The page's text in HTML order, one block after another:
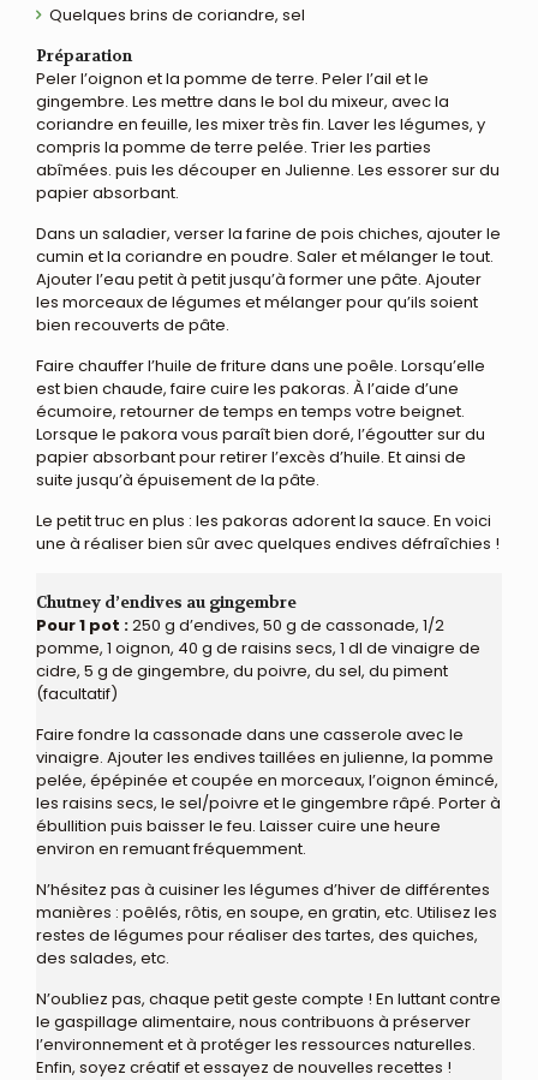
Quelques brins de coriandre, sel
Préparation
Peler l’oignon et la pomme de terre. Peler l’ail et le
gingembre. Les mettre dans le bol du mixeur, avec la
coriandre en feuille, les mixer très fin. Laver les légumes, y
compris la pomme de terre pelée. Trier les parties
abîmées. puis les découper en Julienne. Les essorer sur du
papier absorbant.
Dans un saladier, verser la farine de pois chiches, ajouter le
cumin et la coriandre en poudre. Saler et mélanger le tout.
Ajouter l’eau petit à petit jusqu’à former une pâte. Ajouter
les morceaux de légumes et mélanger pour qu’ils soient
bien recouverts de pâte.
Faire chauffer l’huile de friture dans une poêle. Lorsqu’elle
est bien chaude, faire cuire les pakoras. À l’aide d’une
écumoire, retourner de temps en temps votre beignet.
Lorsque le pakora vous paraît bien doré, l’égoutter sur du
papier absorbant pour retirer l’excès d’huile. Et ainsi de
suite jusqu’à épuisement de la pâte.
Le petit truc en plus : les pakoras adorent la sauce. En voici
une à réaliser bien sûr avec quelques endives défraîchies !
Chutney d’endives au gingembre
Pour 1 pot :250 g d’endives, 50 g de cassonade, 1/2
pomme, 1 oignon, 40 g de raisins secs, 1 dl de vinaigre de
cidre, 5 g de gingembre, du poivre, du sel, du piment
(facultatif)
Faire fondre la cassonade dans une casserole avec le
vinaigre. Ajouter les endives taillées en julienne, la pomme
pelée, épépinée et coupée en morceaux, l’oignon émincé,
les raisins secs, le sel/poivre et le gingembre râpé. Porter à
ébullition puis baisser le feu. Laisser cuire une heure
environ en remuant fréquemment.
N’hésitez pas à cuisiner les légumes d’hiver de différentes
manières : poêlés, rôtis, en soupe, en gratin, etc. Utilisez les
restes de légumes pour réaliser des tartes, des quiches,
des salades, etc.
N’oubliez pas, chaque petit geste compte ! En luttant contre
le gaspillage alimentaire, nous contribuons à préserver
l’environnement et à protéger les ressources naturelles.
Enfin, soyez créatif et essayez de nouvelles recettes !